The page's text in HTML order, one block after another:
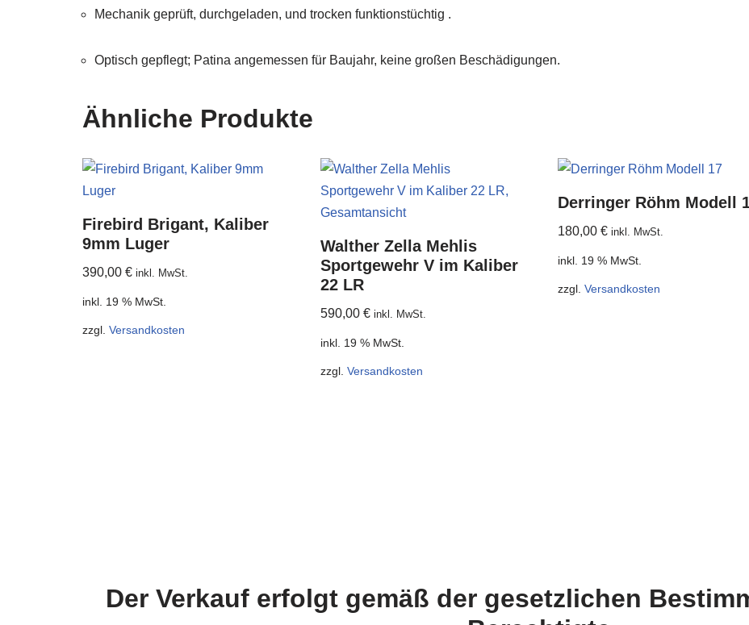
Mechanik geprüft, durchgeladen, und trocken funktionstüchtig .
Optisch gepflegt; Patina angemessen für Baujahr, keine großen Beschädigungen.
Ähnliche Produkte
Firebird Brigant, Kaliber
9mm Luger
390,00 € inkl. MwSt.
inkl. 19 % MwSt.
zzgl. Versandkosten
Walther Zella Mehlis
Sportgewehr V im Kaliber
22 LR
590,00 € inkl. MwSt.
inkl. 19 % MwSt.
zzgl. Versandkosten
Derringer Röhm Modell
180,00€ inkl. MwSt.
inkl. 19 % MwSt.
zzgl.Versandkosten
Der Verkauf erfolgt gemäß der gesetzlichen